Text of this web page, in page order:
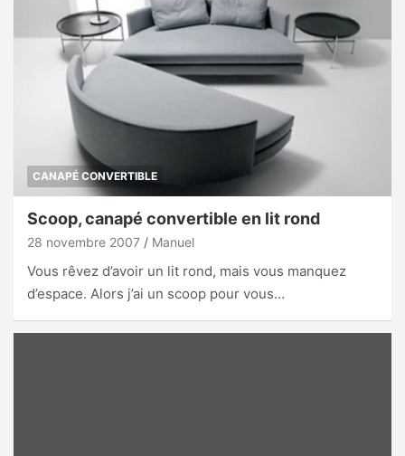
CANAPÉ CONVERTIBLE
Scoop, canapé convertible en lit rond
28 novembre 2007 Manuel
Vous rêvez d’avoir un lit rond, mais vous manquez
d’espace. Alors j’ai un scoop pour vous…